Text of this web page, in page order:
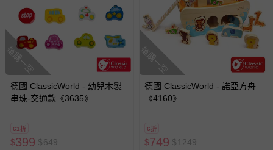
搶購一空
德國 ClassicWorld - 幼兒木製
串珠-交通款《3635》
61折
$399 $649
搶購一空
德國 ClassicWorld - 諾亞方舟
《4160》
6折
$749 $1249